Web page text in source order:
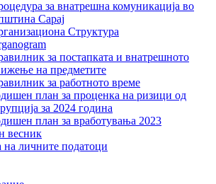
за внатрешна комуникација во
Сарај
Структура
за постапката и внатрешното
на предметите
за работното време
план за проценка на ризици од
за 2024 година
план за вработувања 2023
весник
на личните податоци